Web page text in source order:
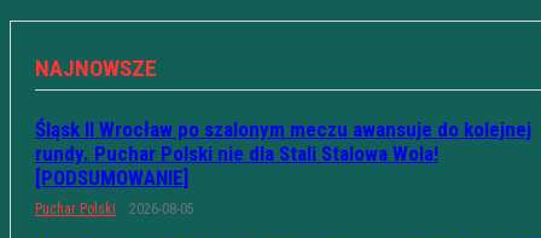
NAJNOWSZE
Śląsk II Wrocław po szalonym meczu awansuje do kolejnej
rundy. Puchar Polski nie dla Stali Stalowa Wola!
[PODSUMOWANIE]
Puchar Polski 2026-08-05